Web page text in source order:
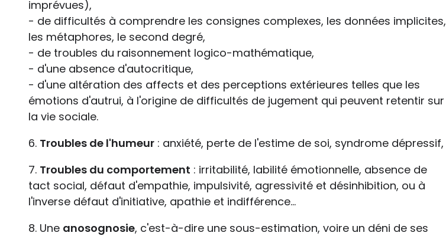
imprévues),
- de difficultés à comprendre les consignes complexes, les données implicites,
les métaphores, le second degré,
- de troubles du raisonnement logico-mathématique,
- d'une absence d'autocritique,
- d'une altération des affects et des perceptions extérieures telles que les
émotions d'autrui, à l'origine de difficultés de jugement qui peuvent retentir sur
la vie sociale.
6. Troubles de l'humeur : anxiété, perte de l'estime de soi, syndrome dépressif,
7. Troubles du comportement : irritabilité, labilité émotionnelle, absence de
tact social, défaut d'empathie, impulsivité, agressivité et désinhibition, ou à
l'inverse défaut d'initiative, apathie et indifférence...
8. Une anosognosie, c'est-à-dire une sous-estimation, voire un déni de ses